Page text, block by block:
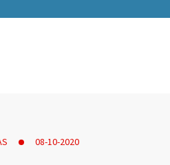
08-10-2020